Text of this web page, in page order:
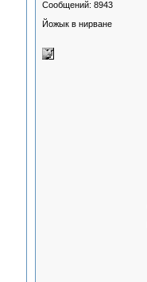
Сообщений: 8943
Йожык в нирване